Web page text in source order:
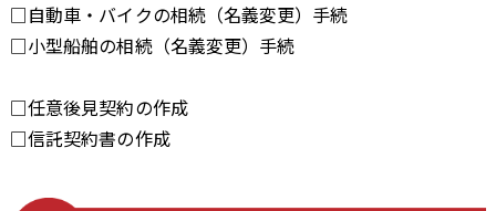
□自動車・バイクの相続（名義変更）手続
□小型船舶の相続（名義変更）手続
□任意後見契約の作成
□信託契約書の作成